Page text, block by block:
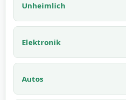
Unheimlich
Elektronik
Autos